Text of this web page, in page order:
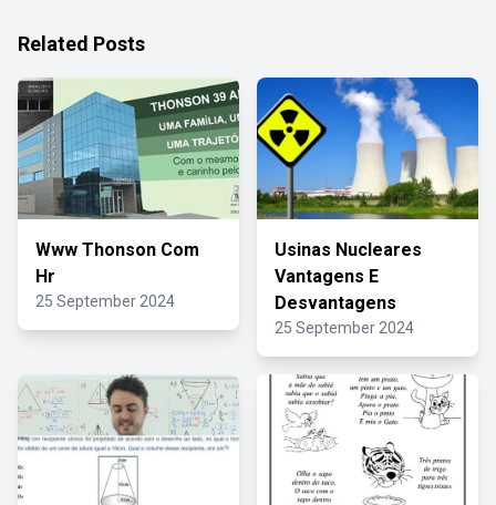
Related Posts
Www Thonson Com
Hr
25 September 2024
Usinas Nucleares
Vantagens E
Desvantagens
25 September 2024